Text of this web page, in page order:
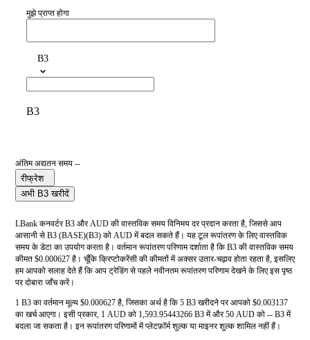
मुझे प्राप्त होगा
B3
B3
अंतिम अद्यतन समय --
रीफ्रेश
अभी B3 खरीदें
LBank कनवर्टर B3 और AUD की वास्तविक समय विनिमय दर प्रदान करता है, जिससे आप
आसानी से B3 (BASE)(B3) को AUD में बदल सकते हैं। यह टूल रूपांतरण के लिए वास्तविक
समय के डेटा का उपयोग करता है। वर्तमान रूपांतरण परिणाम दर्शाता है कि B3 की वास्तविक समय
कीमत $0.000627 है। चूँकि क्रिप्टोकरेंसी की कीमतों में अक्सर उतार-चढ़ाव होता रहता है, इसलिए
हम आपको सलाह देते हैं कि आप ट्रेडिंग से पहले नवीनतम रूपांतरण परिणाम देखने के लिए इस पृष्ठ
पर दोबारा जाँच करें।
1 B3 का वर्तमान मूल्य $0.000627 है, जिसका अर्थ है कि 5 B3 खरीदने पर आपको $0.003137
का खर्च आएगा। इसी प्रकार, 1 AUD को 1,593.95443266 B3 में और 50 AUD को -- B3 में
बदला जा सकता है। इन रूपांतरण परिणामों में प्लेटफ़ॉर्म शुल्क या माइनर शुल्क शामिल नहीं हैं।